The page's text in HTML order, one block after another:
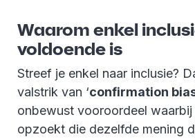
Waarom enkel
voldoende is
Streef je enkel naar inclusie?
valstrik van ‘confirmation
onbewust vooroordeel waarbij
opzoekt die dezelfde mening